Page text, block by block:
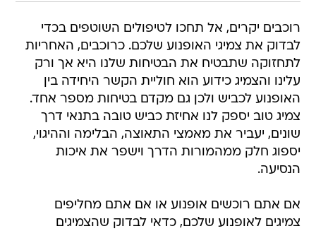
רוכבים יקרים, אל תחכו לטיפולים השוטפים בכדי
לבדוק את צמיגי האופנוע שלכם. כרוכבים, האחריות
לתחזוקה שתבטיח את הבטיחות שלנו היא אך ורק
עלינו והצמיג כידוע הוא חוליית הקשר היחידה בין
האופנוע לכביש ולכן גם מקדם בטיחות מספר אחד.
צמיג טוב יספק לנו אחיזת כביש טובה בתנאי דרך
שונים, יעביר את מאמצי התאוצה, הבלימה וההיגוי,
יספוג חלק ממהמורות הדרך וישפר את איכות
הנסיעה.
אם אתם רוכשים אופנוע או אם אתם מחליפים
צמיגים לאופנוע שלכם, כדאי לבדוק שהצמיגים